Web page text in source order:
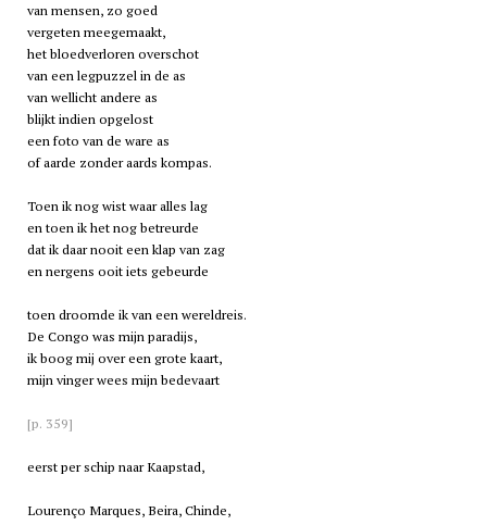
van mensen, zo goed
vergeten meegemaakt,
het bloedverloren overschot
van een legpuzzel in de as
van wellicht andere as
blijkt indien opgelost
een foto van de ware as
of aarde zonder aards kompas.
Toen ik nog wist waar alles lag
en toen ik het nog betreurde
dat ik daar nooit een klap van zag
en nergens ooit iets gebeurde
toen droomde ik van een wereldreis.
De Congo was mijn paradijs,
ik boog mij over een grote kaart,
mijn vinger wees mijn bedevaart
[p. 359]
eerst per schip naar Kaapstad,
Lourenço Marques, Beira, Chinde,